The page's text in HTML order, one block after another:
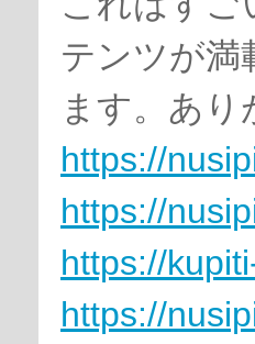
テンツが満
ます。あり
https://
https://
https://
https://